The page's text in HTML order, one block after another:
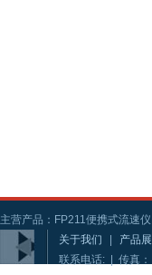
主营产品：FP211便携式流速
关于我们
产品
联系电话: | 传真